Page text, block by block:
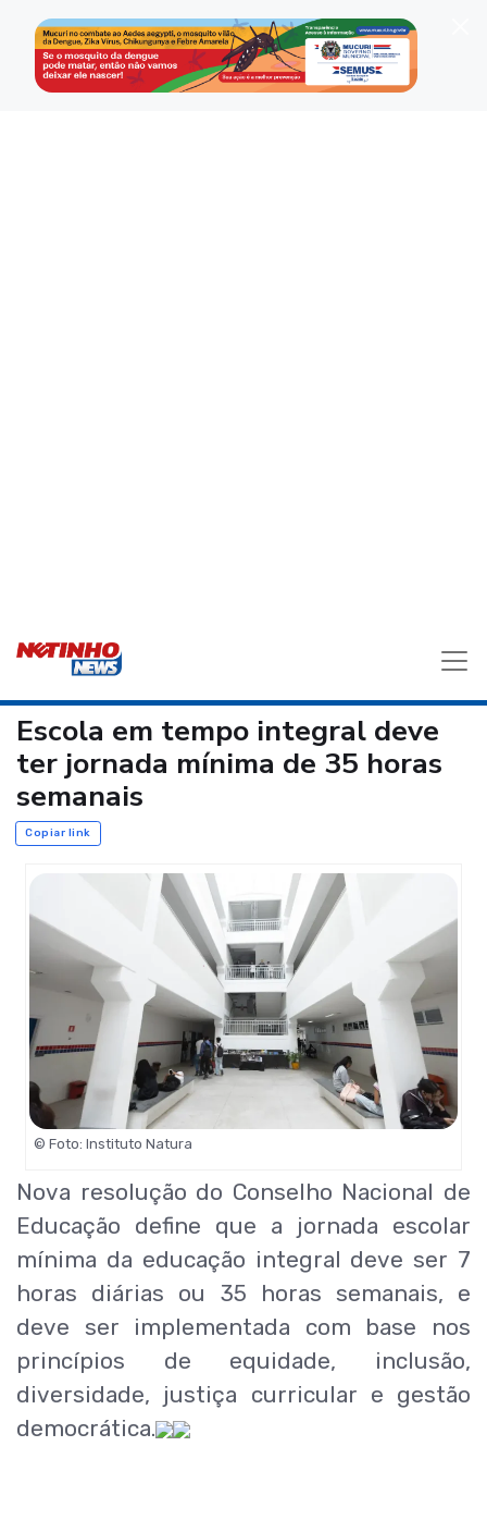
Escola em tempo integral deve
ter jornada mínima de 35 horas
semanais
Copiar link
© Foto: Instituto Natura
Nova resolução do Conselho Nacional de
Educação define que a jornada escolar
mínima da educação integral deve ser 7
horas diárias ou 35 horas semanais, e
deve ser implementada com base nos
princípios de equidade, inclusão,
diversidade, justiça curricular e gestão
democrática.